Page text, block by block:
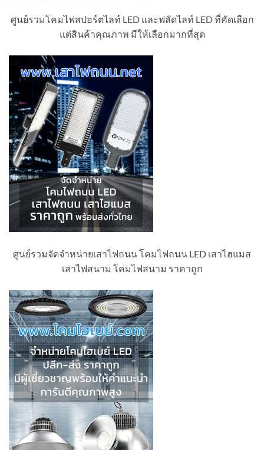
ศูนย์รวมโคมไฟสปอร์ตไลท์ LED และฟลัดไลท์ LED ที่คัดเลือก
แต่สินค้าคุณภาพ มีให้เลือกมากที่สุด
ศูนย์รวมจัดจำหน่ายเสาไฟถนน โคมไฟถนน LED เสาไฮแมส
เสาไฟสนาม โคมไฟสนาม ราคาถูก